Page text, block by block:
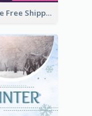
Sapphire Free Shipping Flyer Design Ideas